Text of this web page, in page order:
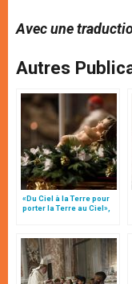
Avec une
Autres
«Du Ciel à la Terre pour
porter la Terre au Ciel»,